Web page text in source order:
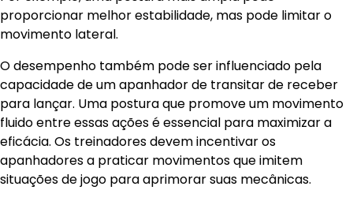
proporcionar melhor estabilidade, mas pode limitar o
movimento lateral.
O desempenho também pode ser influenciado pela
capacidade de um apanhador de transitar de receber
para lançar. Uma postura que promove um movimento
fluido entre essas ações é essencial para maximizar a
eficácia. Os treinadores devem incentivar os
apanhadores a praticar movimentos que imitem
situações de jogo para aprimorar suas mecânicas.